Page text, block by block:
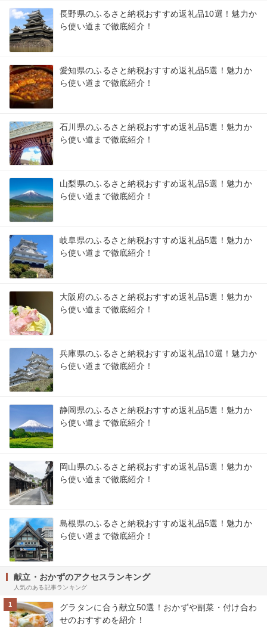
長野県のふるさと納税おすすめ返礼品10選！魅力か
ら使い道まで徹底紹介！
愛知県のふるさと納税おすすめ返礼品5選！魅力か
ら使い道まで徹底紹介！
石川県のふるさと納税おすすめ返礼品5選！魅力か
ら使い道まで徹底紹介！
山梨県のふるさと納税おすすめ返礼品5選！魅力か
ら使い道まで徹底紹介！
岐阜県のふるさと納税おすすめ返礼品5選！魅力か
ら使い道まで徹底紹介！
大阪府のふるさと納税おすすめ返礼品5選！魅力か
ら使い道まで徹底紹介！
兵庫県のふるさと納税おすすめ返礼品10選！魅力か
ら使い道まで徹底紹介！
静岡県のふるさと納税おすすめ返礼品5選！魅力か
ら使い道まで徹底紹介！
岡山県のふるさと納税おすすめ返礼品5選！魅力か
ら使い道まで徹底紹介！
島根県のふるさと納税おすすめ返礼品5選！魅力か
ら使い道まで徹底紹介！
献立・おかずのアクセスランキング
人気のある記事ランキング
1
グラタンに合う献立50選！おかずや副菜・付け合わ
せのおすすめを紹介！